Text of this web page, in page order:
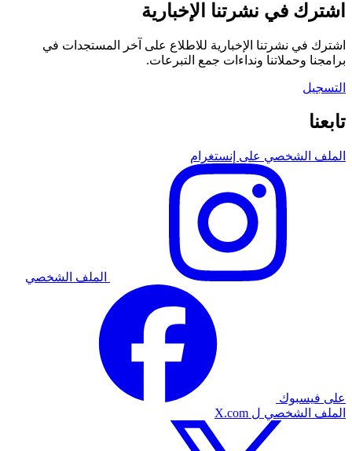
اشترك في نشرتنا الإخبارية
اشترك في نشرتنا الإخبارية للاطلاع على آخر المستجدات في
برامجنا وحملاتنا ونداءات جمع التبرعات.
التسجيل
تابعنا
الملف الشخصي على إنستغرام
الملف الشخصي
على فيسبوك
الملف الشخصي ل X.com